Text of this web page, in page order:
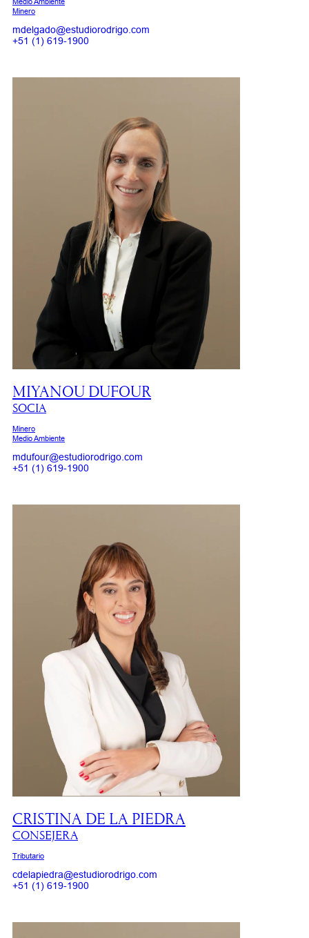
Minero
mdelgado@estudiorodrigo.com
+51 (1) 619-1900
MIYANOU DUFOUR
SOCIA
Minero
Medio Ambiente
mdufour@estudiorodrigo.com
+51 (1) 619-1900
CRISTINA DE LA PIEDRA
CONSEJERA
Tributario
cdelapiedra@estudiorodrigo.com
+51 (1) 619-1900